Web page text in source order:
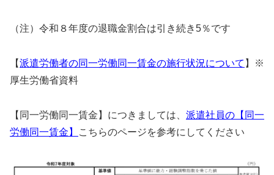
（注）令和８年度の退職金割合は引き続き5％です
【派遣労働者の同一労働同一賃金の施行状況について 】※
厚生労働省資料
【同一労働同一賃金】につきましては、 派遣社員の【同一
労働同一賃金】
こちらのページを参考にしてください